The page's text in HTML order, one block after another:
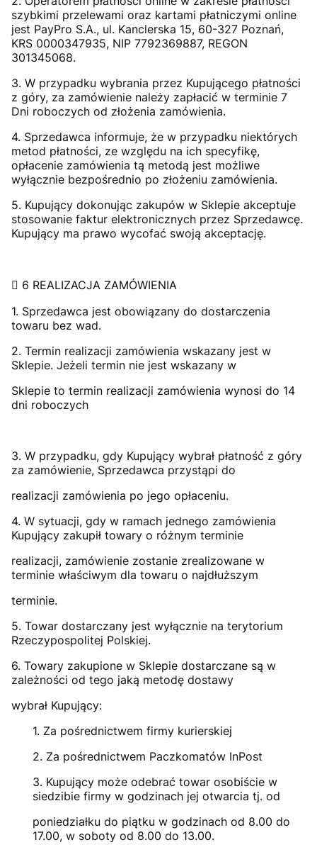
szybkimi przelewami oraz kartami płatniczymi online
jest PayPro S.A., ul. Kanclerska 15, 60-327 Poznań,
KRS 0000347935, NIP 7792369887, REGON
301345068.
3. W przypadku wybrania przez Kupującego płatności
z góry, za zamówienie należy zapłacić w terminie 7
Dni roboczych od złożenia zamówienia.
4. Sprzedawca informuje, że w przypadku niektórych
metod płatności, ze względu na ich specyfikę,
opłacenie zamówienia tą metodą jest możliwe
wyłącznie bezpośrednio po złożeniu zamówienia.
5. Kupujący dokonując zakupów w Sklepie akceptuje
stosowanie faktur elektronicznych przez Sprzedawcę.
Kupujący ma prawo wycofać swoją akceptację.
 6 REALIZACJA ZAMÓWIENIA
1. Sprzedawca jest obowiązany do dostarczenia
towaru bez wad.
2. Termin realizacji zamówienia wskazany jest w
Sklepie. Jeżeli termin nie jest wskazany w
Sklepie to termin realizacji zamówienia wynosi do 14
dni roboczych
3. W przypadku, gdy Kupujący wybrał płatność z góry
za zamówienie, Sprzedawca przystąpi do
realizacji zamówienia po jego opłaceniu.
4. W sytuacji, gdy w ramach jednego zamówienia
Kupujący zakupił towary o różnym terminie
realizacji, zamówienie zostanie zrealizowane w
terminie właściwym dla towaru o najdłuższym
terminie.
5. Towar dostarczany jest wyłącznie na terytorium
Rzeczypospolitej Polskiej.
6. Towary zakupione w Sklepie dostarczane są w
zależności od tego jaką metodę dostawy
wybrał Kupujący:
1. Za pośrednictwem firmy kurierskiej
2. Za pośrednictwem Paczkomatów InPost
3. Kupujący może odebrać towar osobiście w
siedzibie firmy w godzinach jej otwarcia tj. od
poniedziałku do piątku w godzinach od 8.00 do
17.00, w soboty od 8.00 do 13.00.